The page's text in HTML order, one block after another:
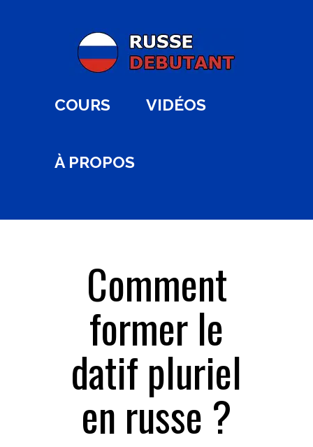
COURS VIDÉOS
À PROPOS
Comment
former le
datif pluriel
en russe ?